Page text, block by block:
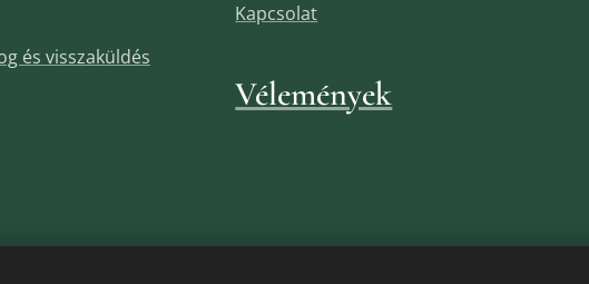
és visszaküldés
Kapcsolat
Vélemények